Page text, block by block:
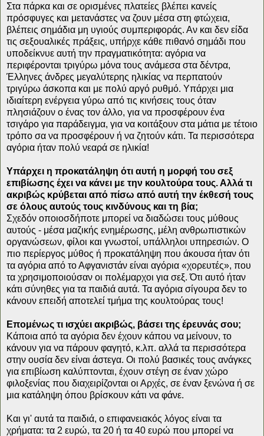
Στα πάρκα και σε ορισμένες πλατείες βλέπει κανείς
πρόσφυγες και μετανάστες να ζουν μέσα στη φτώχεια,
βλέπεις σημάδια μη υγιούς συμπεριφοράς. Αν και δεν είδα
τις σεξουαλικές πράξεις, υπήρχε κάθε πιθανό σημάδι που
υποδείκνυε αυτή την πραγματικότητα: αγόρια να
περιφέρονται τριγύρω μόνα τους ανάμεσα στα δέντρα,
Έλληνες άνδρες μεγαλύτερης ηλικίας να περπατούν
τριγύρω άσκοπα και με πολύ αργό ρυθμό. Υπάρχει μια
ιδιαίτερη ενέργεια γύρω από τις κινήσεις τους όταν
πλησιάζουν ο ένας τον άλλο, για να προσφέρουν ένα
τσιγάρο για παράδειγμα, για να κοιτάξουν στα μάτια με τέτοιο
τρόπο σα να προσφέρουν ή να ζητούν κάτι. Τα περισσότερα
αγόρια ήταν πολύ νεαρά σε ηλικία!
Υπάρχει η προκατάληψη ότι αυτή η μορφή του σεξ
επιβίωσης έχει να κάνει με την κουλτούρα τους. Αλλά τι
ακριβώς κρύβεται από πίσω από αυτή την έκθεσή τους
σε όλους αυτούς τους κινδύνους και τη βία;
Σχεδόν οποιοσδήποτε μπορεί να διαδώσει τους μύθους
αυτούς - μέσα μαζικής ενημέρωσης, μέλη ανθρωπιστικών
οργανώσεων, φίλοι και γνωστοί, υπάλληλοι υπηρεσιών. Ο
πιο περίεργος μύθος ή προκατάληψη που άκουσα ήταν ότι
τα αγόρια από το Αφγανιστάν είναι αγόρια «χορευτές», που
τα χρησιμοποιούσαν οι πολέμαρχοι για σεξ. Ότι αυτό ήταν
κάτι σύνηθες για τα παιδιά αυτά. Τα αγόρια σίγουρα δεν το
κάνουν επειδή αποτελεί τμήμα της κουλτούρας τους!
Επομένως τι ισχύει ακριβώς, βάσει της έρευνάς σου;
Κάποια από τα αγόρια δεν έχουν κάπου να μείνουν, το
κάνουν για να πάρουν φαγητό, κ.λπ. αλλά τα περισσότερα
στην ουσία δεν είναι άστεγα. Οι πολύ βασικές τους ανάγκες
για επιβίωση καλύπτονται, έχουν στέγη σε έναν χώρο
φιλοξενίας που διαχειρίζονται οι Αρχές, σε έναν ξενώνα ή σε
μια κατάληψη όπου βρίσκουν κάτι να φάνε.
Και γι' αυτά τα παιδιά, ο επιφανειακός λόγος είναι τα
χρήματα: τα 2 ευρώ, τα 20 ή τα 40 ευρώ που μπορεί να